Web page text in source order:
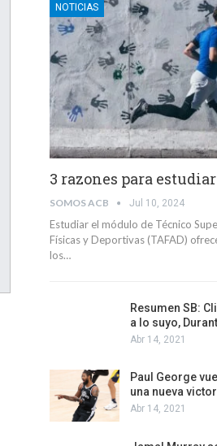
NOTICIAS
3 razones para estudiar
SOMOS ACB Jul 10, 2024
Estudiar el módulo de Técnico
Físicas y Deportivas (TAFAD)
los…
Resumen SB:
a lo suyo,
Abr 14, 2021
Paul George
una nueva
Abr 14, 2021